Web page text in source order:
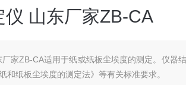
山东厂家ZB-CA
家ZB-CA适用于纸或纸板尘埃度的测定。仪器
纸板尘埃度的测定法》等有关标准要求。